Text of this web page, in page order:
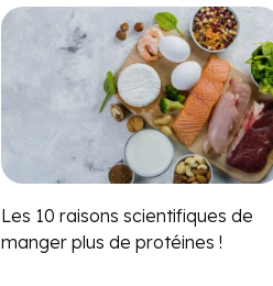
Les 10 raisons scientifiques de
manger plus de protéines !